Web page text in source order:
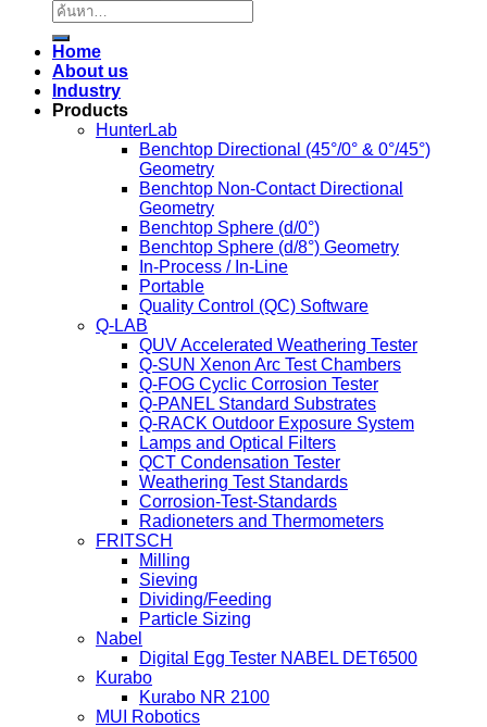
ค้นหา:
Home
About us
Industry
Products
HunterLab
Benchtop Directional (45°/0° & 0°/45°)
Geometry
Benchtop Non-Contact Directional
Geometry
Benchtop Sphere (d/0°)
Benchtop Sphere (d/8°) Geometry
In-Process / In-Line
Portable
Quality Control (QC) Software
Q-LAB
QUV Accelerated Weathering Tester
Q-SUN Xenon Arc Test Chambers
Q-FOG Cyclic Corrosion Tester
Q-PANEL Standard Substrates
Q-RACK Outdoor Exposure System
Lamps and Optical Filters
QCT Condensation Tester
Weathering Test Standards
Corrosion-Test-Standards
Radioneters and Thermometers
FRITSCH
Milling
Sieving
Dividing/Feeding
Particle Sizing
Nabel
Digital Egg Tester NABEL DET6500
Kurabo
Kurabo NR 2100
MUI Robotics